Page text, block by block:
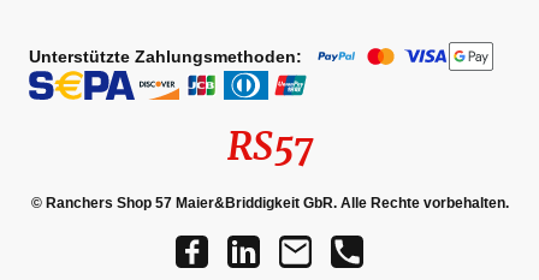
Unterstützte Zahlungsmethoden:
RS57
© Ranchers Shop 57 Maier&Briddigkeit GbR. Alle Rechte vorbehalten.